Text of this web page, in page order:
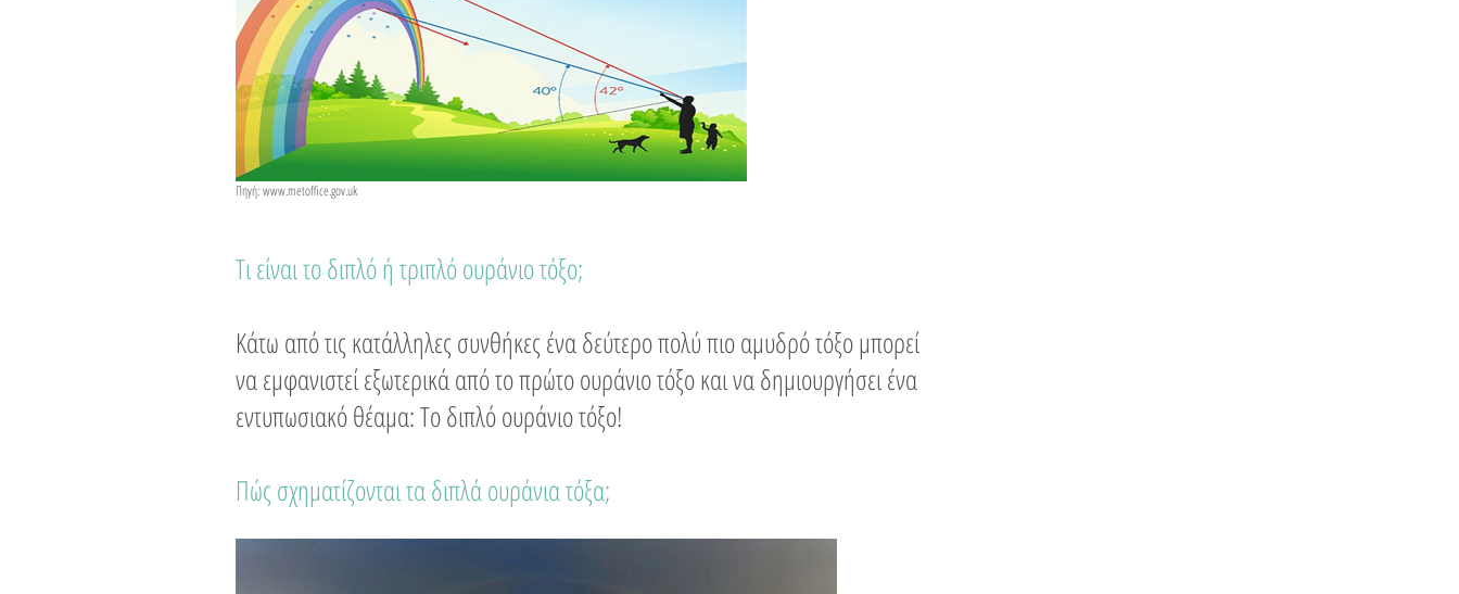
Πηγή:www.metoffice.gov.uk
Τι είναι το διπλό ή τριπλό ουράνιο τόξο;​
Κάτω από τις κατάλληλες συνθήκες ένα δεύτερο πολύ πιο αμυδρό τόξο μπορεί
να εμφανιστεί εξωτερικά από το πρώτο ουράνιο τόξο και να δημιουργήσει ένα
εντυπωσιακό θέαμα: Το διπλό ουράνιο τόξο!
Πώς σχηματίζονται τα διπλά ουράνια τόξα;